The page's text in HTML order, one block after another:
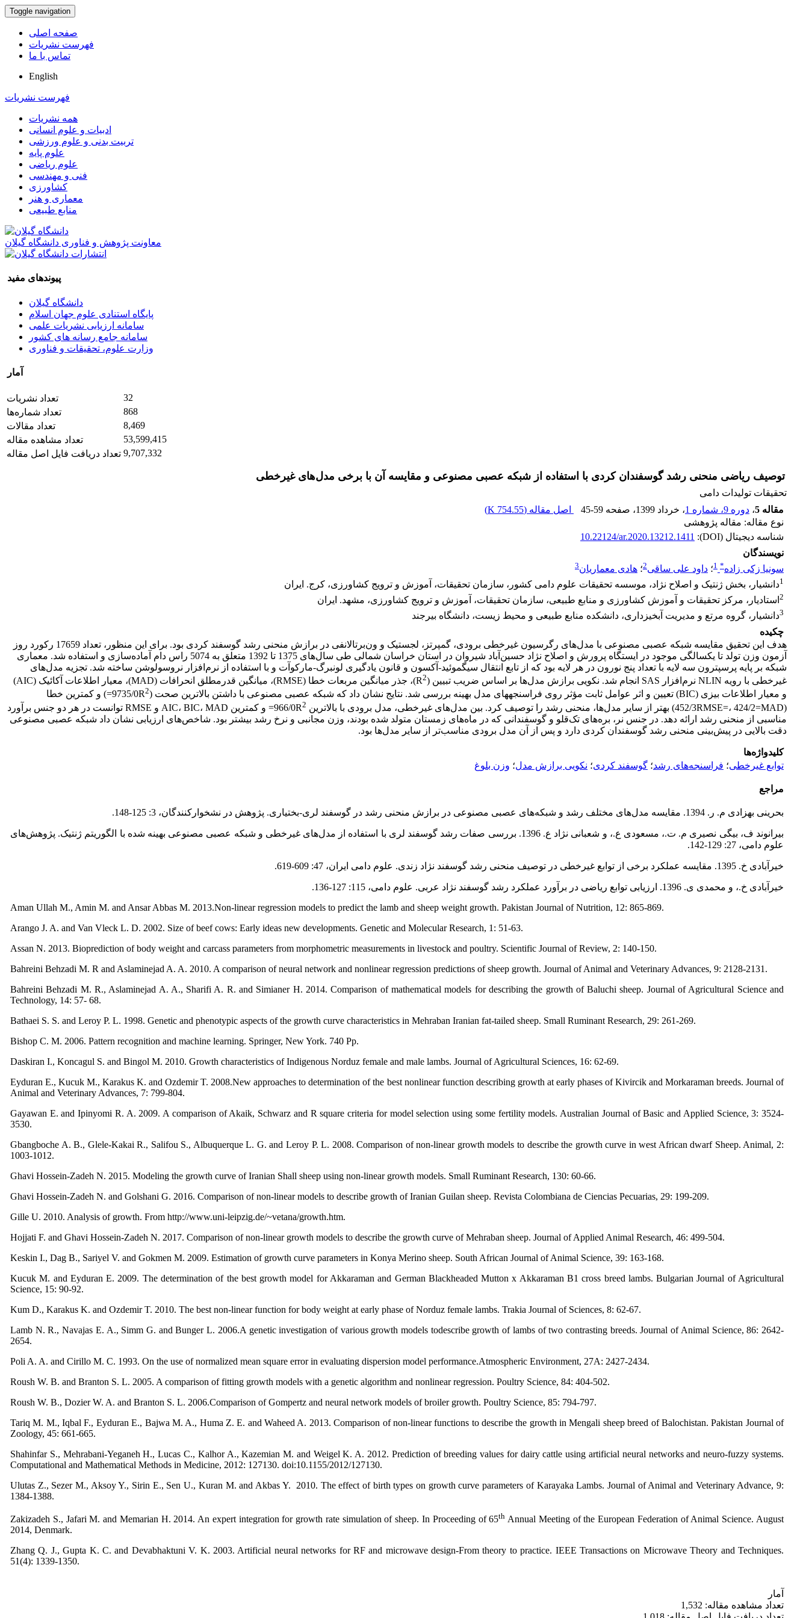
Toggle navigation
صفحه اصلی
فهرست نشریات
تماس با ما
English
فهرست نشریات
همه نشریات
ادبیات و علوم انسانی
تربیت بدنی و علوم ورزشی
علوم پایه
علوم ریاضی
فنی و مهندسی
کشاورزی
معماری و هنر
منابع طبیعی
معاونت پژوهش و فناوری دانشگاه گیلان
پیوندهای مفید
دانشگاه گیلان
پایگاه استنادی علوم جهان اسلام
سامانه ارزیابی نشریات علمی
سامانه جامع رسانه های کشور
وزارت علوم، تحقیقات و فناوری
آمار
تعداد نشریات
32
تعداد شماره‌ها
868
تعداد مقالات
8,469
تعداد مشاهده مقاله
53,599,415
تعداد دریافت فایل اصل مقاله 9,707,332
توصیف ریاضی منحنی رشد گوسفندان کردی با استفاده از شبکه عصبی مصنوعی و مقایسه آن با برخی مدل‌های غیرخطی
تحقیقات تولیدات دامی
مقاله 5
، دوره 9، شماره 1 ، خرداد 1399 ، صفحه 45-59 اصل مقاله (754.55 K
)
نوع مقاله: مقاله پژوهشی
شناسه دیجیتال (DOI):
10.22124/ar.2020.13212.1411
نویسندگان
سونیا زکی زاده*
1؛ داود علی ساقی2؛ هادی معماریان3
1دانشیار، بخش ژنتیک و اصلاح نژاد، موسسه تحقیقات علوم دامی کشور، سازمان تحقیقات، آموزش و ترویج کشاورزی، کرج. ایران
2 استادیار، مرکز تحقیقات و آموزش کشاورزی و منابع طبیعی، سازمان تحقیقات، آموزش و ترویج کشاورزی، مشهد. ایران
3دانشیار، گروه مرتع و مدیریت آبخیزداری، دانشکده منابع طبیعی و محیط زیست، دانشگاه بیرجند
چکیده
هدف این تحقیق مقایسه شبکه عصبی مصنوعی با مدل‌های رگرسیون غیرخطی برودی، گمپرتز، لجستیک و ون‌برتالانفی در برازش منحنی رشد گوسفند کردی بود. برای این منظور، تعداد 17659 رکورد روز
آزمون وزن تولد تا یکسالگی موجود در ایستگاه پرورش و اصلاح ‌نژاد حسین‌آباد شیروان در استان خراسان شمالی طی سال‌های 1375 تا 1392 متعلق به 5074 راس دام آماده‌سازی و استفاده شد. معماری
شبکه بر پایه پرسپترون سه لایه با تعداد پنج نورون در هر لایه بود که از تابع انتقال سیگموئید-آکسون و قانون یادگیری لونبرگ-مارکوآت و با استفاده از نرم‌افزار نروسولوشن ساخته شد. تجزیه مدل‌های
غیرخطی با رویه NLIN نرم‌افزار SAS انجام شد. نکویی برازش مدل‌ها بر اساس ضریب تبیین (R
2
)، جذر میانگین مربعات خطا (RMSE)، میانگین قدرمطلق انحرافات (MAD)، معیار اطلاعات آکائیک (AIC)
و معیار اطلاعات بیزی (BIC) تعیین و اثر عوامل ثابت مؤثر روی فراسنجه­های مدل بهینه بررسی شد. نتایج نشان داد که شبکه عصبی مصنوعی با داشتن بالاترین صحت (9735/0R
2
=) و کمترین خطا
(452/3RMSE=، 424/2=MAD) بهتر از سایر مدل‌ها، منحنی رشد را توصیف کرد. بین مدل‌های غیرخطی، مدل برودی با بالاترین 966/0R
2
= و کمترین AIC، BIC، MAD و RMSE توانست در هر دو جنس برآورد
مناسبی از منحنی رشد ارائه دهد. در جنس نر، بره‌های تک‌قلو و گوسفندانی که در ماه‌های زمستان متولد شده بودند، وزن مجانبی و نرخ رشد بیشتر بود. شاخص‌های ارزیابی نشان داد شبکه عصبی مصنوعی
دقت بالایی در پیش‌بینی منحنی رشد گوسفندان کردی دارد و پس از آن مدل برودی مناسب‌تر از سایر مدل‌ها بود.
کلیدواژه‌ها
توابع غیرخطی؛ فراسنجه‌های رشد؛ گوسفند کردی؛ نکویی برازش مدل؛ وزن بلوغ
مراجع
بحرینی بهزادی م. ر. 1394. مقایسه مدل‌های مختلف رشد و شبکه‌های عصبی مصنوعی در برازش منحنی رشد در گوسفند لری-بختیاری. پژوهش در نشخوارکنندگان، 3: 125-148.
بیرانوند ف، بیگی نصیری م. ت.، مسعودی ع.، و شعبانی نژاد ع. 1396. بررسی صفات رشد گوسفند لری با استفاده از مدل‌های غیرخطی و شبکه عصبی مصنوعی بهینه شده با الگوریتم ژنتیک. پژوهش‌های
علوم دامی، 27: 129-142.
خیرآبادی خ. 1395. مقایسه عملکرد برخی از توابع غیرخطی در توصیف منحنی رشد گوسفند نژاد زندی. علوم دامی ایران، 47: 609-619.
خیرآبادی خ.، و محمدی ی. 1396. ارزیابی توابع ریاضی در برآورد عملکرد رشد گوسفند نژاد عربی. علوم دامی، 115: 127-136.
Aman Ullah M., Amin M. and Ansar Abbas M. 2013.Non-linear regression models to predict the lamb and sheep weight growth. Pakistan Journal of Nutrition, 12: 865-869.
Arango J. A. and Van Vleck L. D. 2002. Size of beef cows: Early ideas new developments. Genetic and Molecular Research, 1: 51-63.
Assan N. 2013. Bioprediction of body weight and carcass parameters from morphometric measurements in livestock and poultry. Scientific Journal of Review, 2: 140-150.
Bahreini Behzadi M. R and Aslaminejad A. A. 2010. A comparison of neural network and nonlinear regression predictions of sheep growth. Journal of Animal and Veterinary Advances, 9: 2128-2131.
Bahreini Behzadi M. R., Aslaminejad A. A., Sharifi A. R. and Simianer H. 2014. Comparison of mathematical models for describing the growth of Baluchi sheep. Journal of Agricultural Science and
Technology, 14: 57- 68.
Bathaei S. S. and Leroy P. L. 1998. Genetic and phenotypic aspects of the growth curve characteristics in Mehraban Iranian fat-tailed sheep. Small Ruminant Research, 29: 261-269.
Bishop C. M. 2006. Pattern recognition and machine learning. Springer, New York. 740 Pp.
Daskiran I., Koncagul S. and Bingol M. 2010. Growth characteristics of Indigenous Norduz female and male lambs. Journal of Agricultural Sciences, 16: 62-69.
Eyduran E., Kucuk M., Karakus K. and Ozdemir T. 2008.New approaches to determination of the best nonlinear function describing growth at early phases of Kivircik and Morkaraman breeds. Journal of
Animal and Veterinary Advances, 7: 799-804.
Gayawan E. and Ipinyomi R. A. 2009. A comparison of Akaik, Schwarz and R square criteria for model selection using some fertility models. Australian Journal of Basic and Applied Science, 3: 3524-
3530.
Gbangboche A. B., Glele-Kakai R., Salifou S., Albuquerque L. G. and Leroy P. L. 2008. Comparison of non-linear growth models to describe the growth curve in west African dwarf Sheep. Animal, 2:
1003-1012.
Ghavi Hossein-Zadeh N. 2015. Modeling the growth curve of Iranian Shall sheep using non-linear growth models. Small Ruminant Research, 130: 60-66.
Ghavi Hossein-Zadeh N. and Golshani G. 2016. Comparison of non-linear models to describe growth of Iranian Guilan sheep. Revista Colombiana de Ciencias Pecuarias, 29: 199-209.
Gille U. 2010. Analysis of growth. From http://www.uni-leipzig.de/~vetana/growth.htm.
Hojjati F. and Ghavi Hossein-Zadeh N. 2017. Comparison of non-linear growth models to describe the growth curve of Mehraban sheep. Journal of Applied Animal Research, 46: 499-504.
Keskin I., Dag B., Sariyel V. and Gokmen M. 2009. Estimation of growth curve parameters in Konya Merino sheep. South African Journal of Animal Science, 39: 163-168.
Kucuk M. and Eyduran E. 2009. The determination of the best growth model for Akkaraman and German Blackheaded Mutton x Akkaraman B1 cross breed lambs. Bulgarian Journal of Agricultural
Science, 15: 90-92.
Kum D., Karakus K. and Ozdemir T. 2010. The best non-linear function for body weight at early phase of Norduz female lambs. Trakia Journal of Sciences, 8: 62-67.
Lamb N. R., Navajas E. A., Simm G. and Bunger L. 2006.A genetic investigation of various growth models todescribe growth of lambs of two contrasting breeds. Journal of Animal Science, 86: 2642-
2654.
Poli A. A. and Cirillo M. C. 1993. On the use of normalized mean square error in evaluating dispersion model performance.Atmospheric Environment, 27A: 2427-2434.
Roush W. B. and Branton S. L. 2005. A comparison of fitting growth models with a genetic algorithm and nonlinear regression. Poultry Science, 84: 404-502.
Roush W. B., Dozier W. A. and Branton S. L. 2006.Comparison of Gompertz and neural network models of broiler growth. Poultry Science, 85: 794-797.
Tariq M. M., Iqbal F., Eyduran E., Bajwa M. A., Huma Z. E. and Waheed A. 2013. Comparison of non-linear functions to describe the growth in Mengali sheep breed of Balochistan. Pakistan Journal of
Zoology, 45: 661-665.
Shahinfar S., Mehrabani-Yeganeh H., Lucas C., Kalhor A., Kazemian M. and Weigel K. A. 2012. Prediction of breeding values for dairy cattle using artificial neural networks and neuro-fuzzy systems.
Computational and Mathematical Methods in Medicine, 2012: 127130. doi:10.1155/2012/127130.
Ulutas Z., Sezer M., Aksoy Y., Sirin E., Sen U., Kuran M. and Akbas Y. 2010. The effect of birth types on growth curve parameters of Karayaka Lambs. Journal of Animal and Veterinary Advance, 9:
1384-1388.
Zakizadeh S., Jafari M. and Memarian H. 2014. An expert integration for growth rate simulation of sheep. In Proceeding of 65th Annual Meeting of the European Federation of Animal Science. August
2014, Denmark.
Zhang Q. J., Gupta K. C. and Devabhaktuni V. K. 2003. Artificial neural networks for RF and microwave design-From theory to practice. IEEE Transactions on Microwave Theory and Techniques.
51(4): 1339-1350.
آمار
تعداد مشاهده مقاله: 1,532